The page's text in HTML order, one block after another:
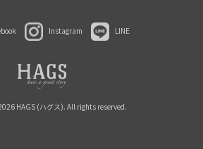
Instagram LINE
HAGS (ハグス). All rights reserved.